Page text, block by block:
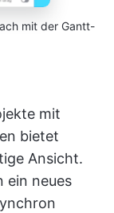
mit der Gantt-
mit
bietet
Ansicht.
ein neues